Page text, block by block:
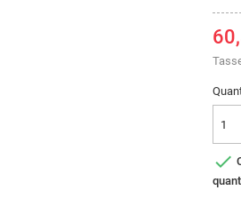
